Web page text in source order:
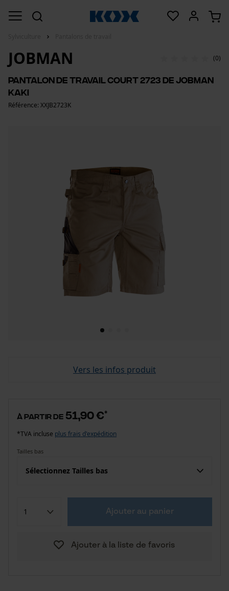
JOBMAN (0)
Pantalon de travail court 2723 de Jobman
kaki
Référence: XXJB2723K
Vers les infos produit
à partir de 51,90 €*
*TVA incluse plus frais d'expédition
Tailles bas
Sélectionnez Tailles bas
Ajouter au panier
Ajouter à la liste de favoris